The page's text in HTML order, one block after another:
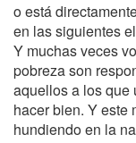
o está
en las siguientes
Y muchas veces
pobreza son
aquellos a los que
hacer bien. Y este
hundiendo en la